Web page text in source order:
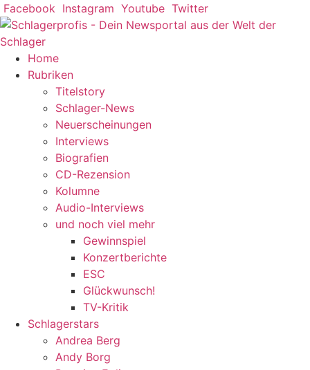
Zum
Inhalt
springen
Facebook Instagram Youtube Twitter
Home
Rubriken
Titelstory
Schlager-News
Neuerscheinungen
Interviews
Biografien
CD-Rezension
Kolumne
Audio-Interviews
und noch viel mehr
Gewinnspiel
Konzertberichte
ESC
Glückwunsch!
TV-Kritik
Schlagerstars
Andrea Berg
Andy Borg